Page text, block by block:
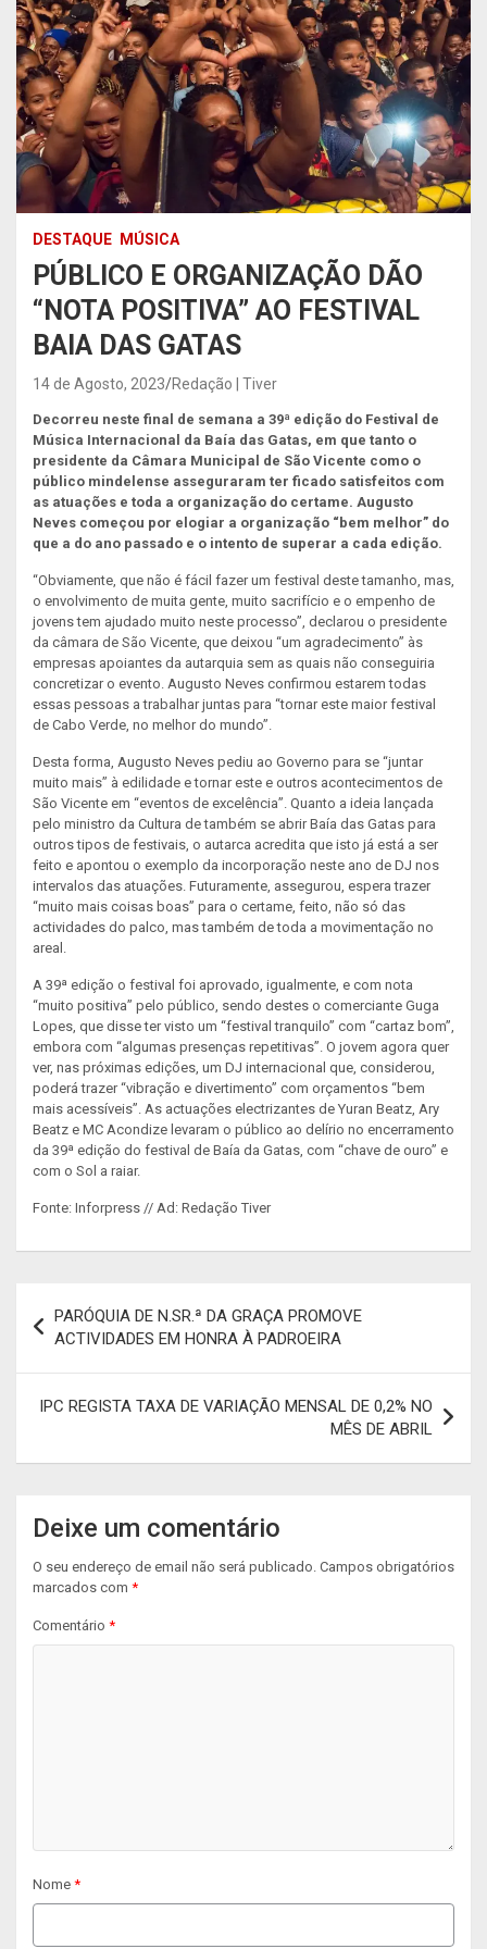
DESTAQUE MÚSICA
PÚBLICO E ORGANIZAÇÃO DÃO
“NOTA POSITIVA” AO FESTIVAL
BAIA DAS GATAS
14 de Agosto, 2023 Redação | Tiver
Decorreu neste final de semana a 39ª edição do Festival de
Música Internacional da Baía das Gatas, em que tanto o
presidente da Câmara Municipal de São Vicente como o
público mindelense asseguraram ter ficado satisfeitos com
as atuações e toda a organização do certame. Augusto
Neves começou por elogiar a organização “bem melhor” do
que a do ano passado e o intento de superar a cada edição.
“Obviamente, que não é fácil fazer um festival deste tamanho, mas,
o envolvimento de muita gente, muito sacrifício e o empenho de
jovens tem ajudado muito neste processo”, declarou o presidente
da câmara de São Vicente, que deixou “um agradecimento” às
empresas apoiantes da autarquia sem as quais não conseguiria
concretizar o evento. Augusto Neves confirmou estarem todas
essas pessoas a trabalhar juntas para “tornar este maior festival
de Cabo Verde, no melhor do mundo”.
Desta forma, Augusto Neves pediu ao Governo para se “juntar
muito mais” à edilidade e tornar este e outros acontecimentos de
São Vicente em “eventos de excelência”. Quanto a ideia lançada
pelo ministro da Cultura de também se abrir Baía das Gatas para
outros tipos de festivais, o autarca acredita que isto já está a ser
feito e apontou o exemplo da incorporação neste ano de DJ nos
intervalos das atuações. Futuramente, assegurou, espera trazer
“muito mais coisas boas” para o certame, feito, não só das
actividades do palco, mas também de toda a movimentação no
areal.
A 39ª edição o festival foi aprovado, igualmente, e com nota
“muito positiva” pelo público, sendo destes o comerciante Guga
Lopes, que disse ter visto um “festival tranquilo” com “cartaz bom”,
embora com “algumas presenças repetitivas”. O jovem agora quer
ver, nas próximas edições, um DJ internacional que, considerou,
poderá trazer “vibração e divertimento” com orçamentos “bem
mais acessíveis”. As actuações electrizantes de Yuran Beatz, Ary
Beatz e MC Acondize levaram o público ao delírio no encerramento
da 39ª edição do festival de Baía da Gatas, com “chave de ouro” e
com o Sol a raiar.
Fonte: Inforpress // Ad: Redação Tiver
Navegação
de
artigos
PARÓQUIA DE N.SR.ª DA GRAÇA PROMOVE
ACTIVIDADES EM HONRA À PADROEIRA
IPC REGISTA TAXA DE VARIAÇÃO MENSAL DE 0,2% NO
MÊS DE ABRIL
Deixe um comentário
O seu endereço de email não será publicado. Campos obrigatórios
marcados com *
Comentário *
Nome *